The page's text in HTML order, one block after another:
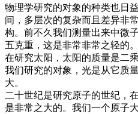
物理学研究的对象的种类也日
间，多层次的复杂而且差异非
构。前不久我们测量出来中微
五克重，这是非常非常之轻的
在研究太阳，太阳的质量是二
我们研究的对象，光是从它质
大。
二十世纪是研究原子的世纪，
是非常之大的。我们一个原子